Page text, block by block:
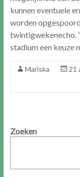
kunnen eventuele
worden
twintigwekenecho.
stadium een keuze
Mariska 21
Zoeken